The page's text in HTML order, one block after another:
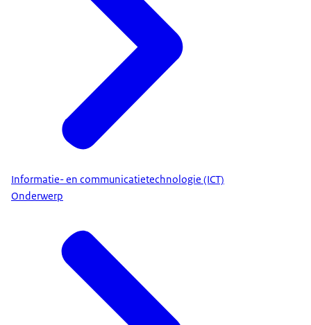
Informatie- en communicatietechnologie (ICT)
Onderwerp